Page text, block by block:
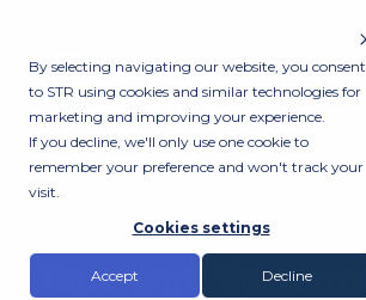
By selecting navigating our website, you consent
to STR using cookies and similar technologies for
marketing and improving your experience.
If you decline, we'll only use one cookie to
remember your preference and won't track your
visit.
Cookies settings
Accept Decline
PRODUKTER
Taut Wire Systems